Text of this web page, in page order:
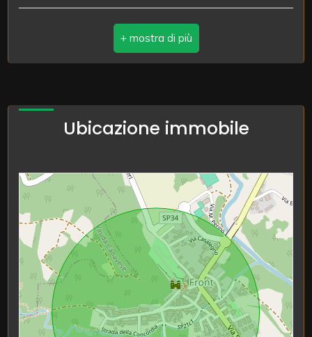
Scuole Elementari
Uffici postali
Ubicazione immobile
Balcone/Terrazzo
Arredato
Nuova costruzione
Lusso